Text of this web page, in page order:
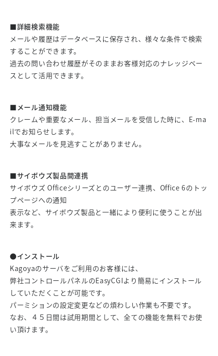
■詳細検索機能
メールや履歴はデータベースに保存され、様々な条件で検索
することができます。
過去の問い合わせ履歴がそのままお客様対応のナレッジベー
スとして活用できます。
■メール通知機能
クレームや重要なメール、担当メールを受信した時に、E-ma
ilでお知らせします。
大事なメールを見逃すことがありません。
■サイボウズ製品間連携
サイボウズ Officeシリーズとのユーザー連携、Office 6のトッ
プページへの通知
表示など、サイボウズ製品と一緒により便利に使うことが出
来ます。
●インストール
Kagoyaのサーバをご利用のお客様には、
弊社コントロールパネルのEasyCGIより簡易にインストール
していただくことが可能です。
パーミションの設定変更などの煩わしい作業も不要です。
なお、４５日間は試用期間として、全ての機能を無料でお使
い頂けます。